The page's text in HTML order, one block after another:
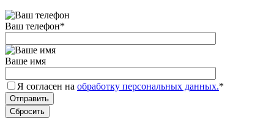
Ваш телефон*
Ваше имя
Я согласен на обработку персональных данных.*